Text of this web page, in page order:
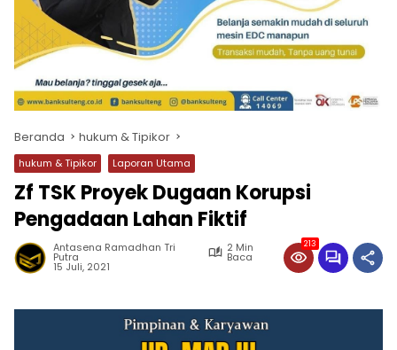
Beranda hukum & Tipikor
hukum & Tipikor Laporan Utama
Zf TSK Proyek Dugaan Korupsi
Pengadaan Lahan Fiktif
Antasena Ramadhan Tri
Putra
2 Min
Baca
15 Juli, 2021
213